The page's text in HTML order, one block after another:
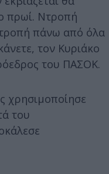
πρωί. Ντροπή
πάνω από όλα
τον Κυριάκο
του ΠΑΣΟΚ.
χρησιμοποίησε
του